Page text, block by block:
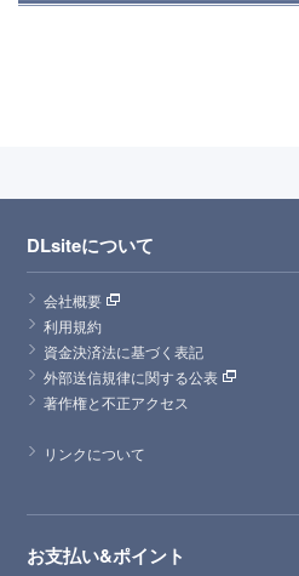
DLsiteについて
会社概要
利用規約
資金決済法に基づく表記
外部送信規律に関する公表
著作権と不正アクセス
リンクについて
お支払い&ポイント